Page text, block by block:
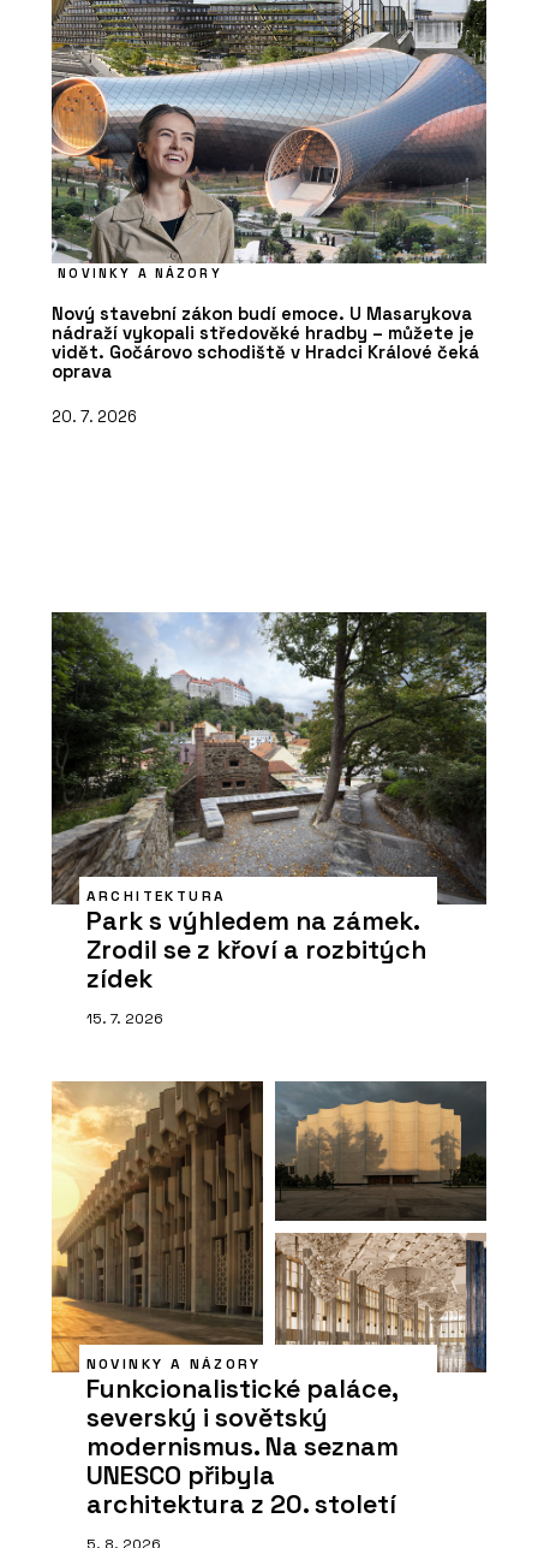
NOVINKY A NÁZORY
Nový stavební zákon budí emoce. U Masarykova
nádraží vykopali středověké hradby – můžete je
vidět. Gočárovo schodiště v Hradci Králové čeká
oprava
20. 7. 2026
ARCHITEKTURA
Park s výhledem na zámek.
Zrodil se z křoví a rozbitých
zídek
15. 7. 2026
NOVINKY A NÁZORY
Funkcionalistické paláce,
severský i sovětský
modernismus. Na seznam
UNESCO přibyla
architektura z 20. století
5. 8. 2026